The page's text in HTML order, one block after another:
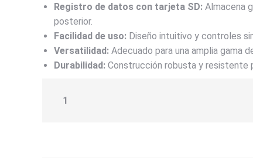
Registro de datos con tarjeta SD: Almacena
posterior.
Facilidad de uso: Diseño intuitivo y controles
Versatilidad: Adecuado para una amplia gama
Durabilidad: Construcción robusta y resistente
1